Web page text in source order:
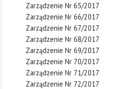
Zarządzenie Nr 65/2017
Zarządzenie Nr 66/2017
Zarządzenie Nr 67/2017
Zarządzenie Nr 68/2017
Zarządzenie Nr 69/2017
Zarządzenie Nr 70/2017
Zarządzenie Nr 71/2017
Zarządzenie Nr 72/2017